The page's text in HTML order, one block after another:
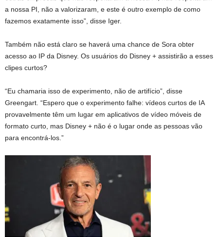
a nossa PI, não a valorizaram, e este é outro exemplo de como
fazemos exatamente isso”, disse Iger.
Também não está claro se haverá uma chance de Sora obter
acesso ao IP da Disney. Os usuários do Disney + assistirão a esses
clipes curtos?
“Eu chamaria isso de experimento, não de artifício”, disse
Greengart. “Espero que o experimento falhe: vídeos curtos de IA
provavelmente têm um lugar em aplicativos de vídeo móveis de
formato curto, mas Disney + não é o lugar onde as pessoas vão
para encontrá-los.”